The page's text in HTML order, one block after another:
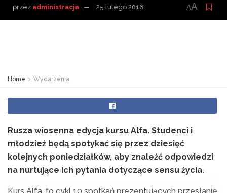
przez administracja 25 lutego 2016 AA
Home Wydarzenia
Rusza wiosenna edycja kursu Alfa. Studenci i
młodzież będą spotykać się przez dziesięć
kolejnych poniedziałków, aby znaleźć odpowiedzi
na nurtujące ich pytania dotyczące sensu życia.